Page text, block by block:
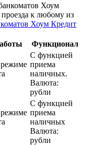
Хоум
к любому из
Хоум Кредит
Функционал
С функцией
приема
наличных.
Валюта:
рубли
С функцией
приема
наличных
Валюта:
рубли